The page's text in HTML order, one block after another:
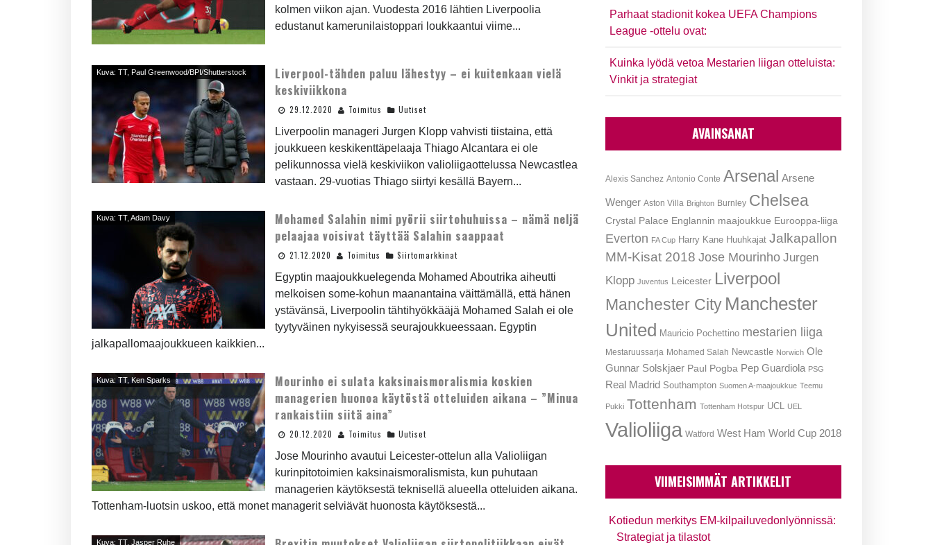
kolmen viikon ajan. Vuodesta 2016 lähtien Liverpoolia
edustanut kamerunilaistoppari loukkaantui viime...
Kuva: TT, Paul Greenwood/BPI/Shutterstock
Liverpool-tähden paluu lähestyy – ei kuitenkaan vielä
keskiviikkona
29.12.2020 Toimitus Uutiset
Liverpoolin manageri Jurgen Klopp vahvisti tiistaina, että
joukkueen keskikenttäpelaaja Thiago Alcantara ei ole
pelikunnossa vielä keskiviikon valioliigaottelussa Newcastlea
vastaan. 29-vuotias Thiago siirtyi kesällä Bayern...
Kuva: TT, Adam Davy
Mohamed Salahin nimi pyörii siirtohuhuissa – nämä neljä
pelaajaa voisivat täyttää Salahin saappaat
21.12.2020 Toimitus Siirtomarkkinat
Egyptin maajoukkuelegenda Mohamed Aboutrika aiheutti
melkoisen some-kohun maanantaina väittämällä, että hänen
ystävänsä, Liverpoolin tähtihyökkääjä Mohamed Salah ei ole
tyytyväinen nykyisessä seurajoukkueessaan. Egyptin
jalkapallomaajoukkueen kaikkien...
Kuva: TT, Ken Sparks
Mourinho ei sulata kaksinaismoralismia koskien
managerien huonoa käytöstä otteluiden aikana – ”Minua
rankaistiin siitä aina”
20.12.2020 Toimitus Uutiset
Jose Mourinho avautui Leicester-ottelun alla Valioliigan
kurinpitotoimien kaksinaismoralismista, kun puhutaan
managerien käytöksestä teknisellä alueella otteluiden aikana.
Tottenham-luotsin uskoo, että monet managerit selviävät huonosta käytöksestä...
Kuva: TT, Jasper Ruhe
Parhaat stadionit kokea UEFA Champions
League -ottelu ovat:
Kuinka lyödä vetoa Mestarien liigan otteluista:
Vinkit ja strategiat
AVAINSANAT
Alexis Sanchez Antonio Conte Arsenal Arsene
Wenger Aston Villa Brighton Burnley Chelsea
Crystal Palace Englannin maajoukkue Eurooppa-liiga
Everton FA Cup Harry Kane Huuhkajat Jalkapallon
MM-Kisat 2018 Jose Mourinho Jurgen
Klopp Juventus Leicester Liverpool
Manchester City Manchester
United
Mauricio Pochettino mestarien liiga
Mestaruussarja Mohamed Salah Newcastle Norwich Ole
Gunnar Solskjaer Paul Pogba Pep Guardiola PSG
Real Madrid Southampton Suomen A-maajoukkue Teemu
Pukki Tottenham Tottenham Hotspur UCL UEL
Valioliiga Watford West Ham World Cup 2018
VIIMEISIMMÄT ARTIKKELIT
Kotiedun merkitys EM-kilpailuvedonlyönnissä:
Strategiat ja tilastot